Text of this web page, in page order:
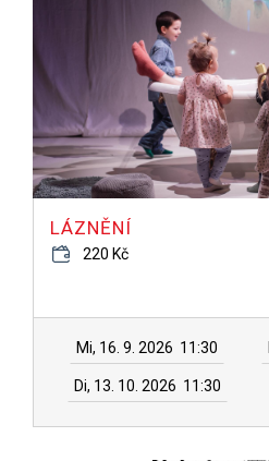
LÁZNĚNÍ
220 Kč
Mi, 16. 9. 2026 11:30
Di, 13. 10. 2026 11:30